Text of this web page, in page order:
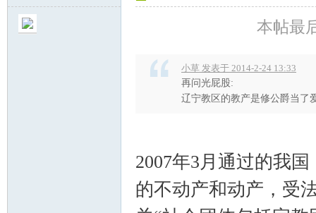
本帖最
小草 发表于 2014-2-24 13:33
再问光屁股:
辽宁教区的教产是修公爵当了
2007年3月通过的我
的不动产和动产，受